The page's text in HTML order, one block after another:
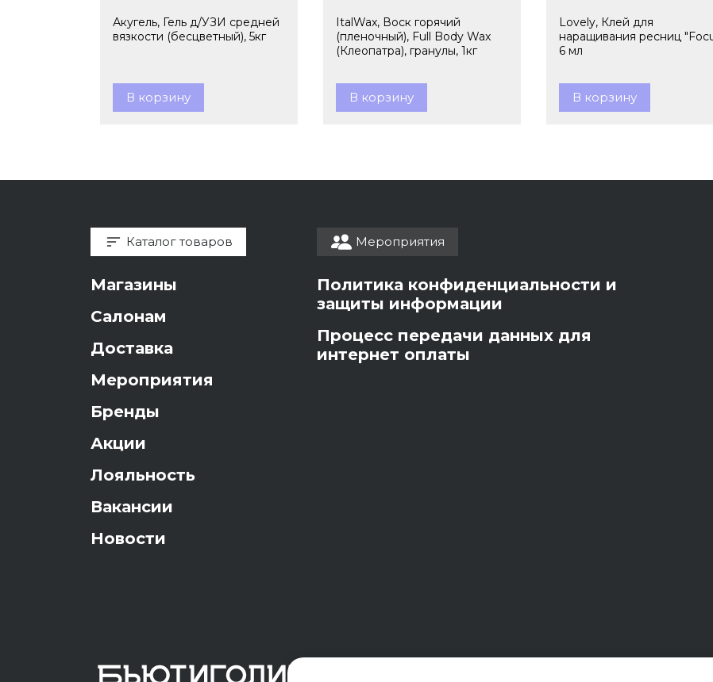
Акугель, Гель д/УЗИ средней
вязкости (бесцветный), 5кг
В корзину
ItalWax, Воск горячий
(пленочный), Full Body Wax
(Клеопатра), гранулы, 1кг
В корзину
Lovely, Клей для
наращивания ресниц
6 мл
В корзину
Каталог товаров
Магазины
Салонам
Доставка
Мероприятия
Бренды
Акции
Лояльность
Вакансии
Новости
Мероприятия
Политика конфиденциальности и
защиты информации
Процесс передачи данных для
интернет оплаты